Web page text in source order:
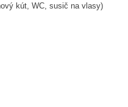
kút, WC, susič na vlasy)